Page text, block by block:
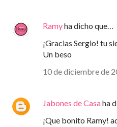
Ramyha dicho que…
¡Gracias Sergio! tu
Un beso
10 de diciembre de
Jabones de Casaha
¡Que bonito Ramy!